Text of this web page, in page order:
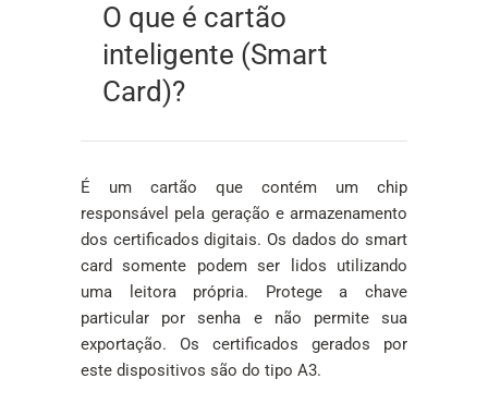
O que é cartão
inteligente (Smart
Card)?
É um cartão que contém um chip
responsável pela geração e armazenamento
dos certificados digitais. Os dados do smart
card somente podem ser lidos utilizando
uma leitora própria. Protege a chave
particular por senha e não permite sua
exportação. Os certificados gerados por
este dispositivos são do tipo A3.